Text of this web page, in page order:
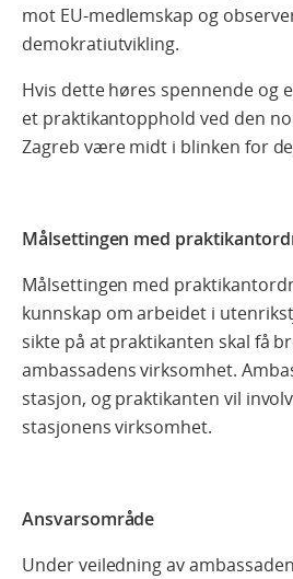
mot EU-medlemskap og
demokratiutvikling.
Hvis dette høres spennende og
et praktikantopphold ved den
Zagreb være midt i blinken for
Målsettingen med
Målsettingen med
kunnskap om arbeidet i
sikte på at praktikanten skal få
ambassadens virksomhet.
stasjon, og praktikanten vil
stasjonens virksomhet.
Ansvarsområde
Under veiledning av